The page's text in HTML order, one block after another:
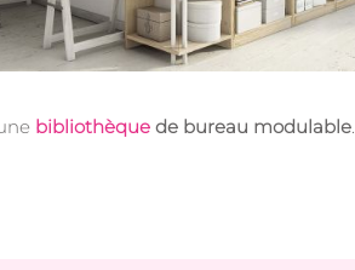
bibliothèque de bureau modulable.